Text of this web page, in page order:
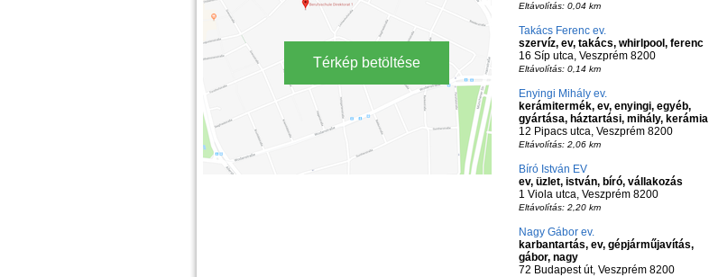
Térkép betöltése
Eltávolítás: 0,04 km
Takács Ferenc ev.
szervíz, ev, takács, whirlpool, ferenc
16 Síp utca, Veszprém 8200
Eltávolítás: 0,14 km
Enyingi Mihály ev.
kerámitermék, ev, enyingi, egyéb,
gyártása, háztartási, mihály, kerámia
12 Pipacs utca, Veszprém 8200
Eltávolítás: 2,06 km
Bíró István EV
ev, üzlet, istván, bíró, vállakozás
1 Viola utca, Veszprém 8200
Eltávolítás: 2,20 km
Nagy Gábor ev.
karbantartás, ev, gépjárműjavítás,
gábor, nagy
72 Budapest út, Veszprém 8200